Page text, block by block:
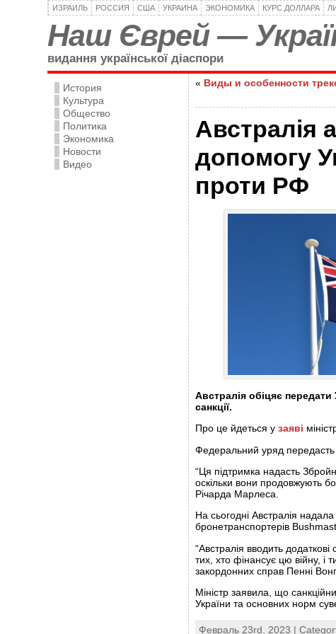
ИЗРАИЛЬ РОССИЯ США УКРАИНА ЭКОНОМИКА КУРС ДОЛЛАРА
Наш Єврей —
видання української діаспори
История
Культура
Общество
Политика
Экономика
Новости
Видео
« Виды и особенности
Австралія
допомогу
проти РФ
Австралія обіцяє передати
санкції.
Про це йдеться у заяві
Федеральний уряд передасть
“Ця підтримка надасть
оскільки вони продовжують
Річарда Марлеса.
На сьогодні Австралія
бронетранспортерів
“Австралія вводить
тих, хто фінансує цю війну, і
закордонних справ Пенні Вонг.
Міністр заявила, що
України та основних норм
Февраль 23rd, 2023 |